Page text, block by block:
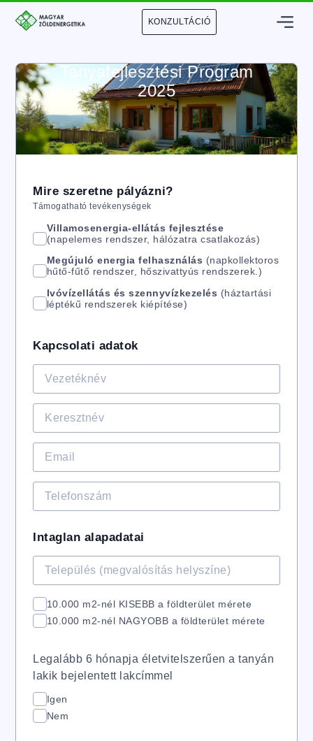
KONZULTÁCIÓ
Tanyafejlesztési Program
2025
Mire szeretne pályázni?
Támogatható tevékenységek
Villamosenergia-ellátás fejlesztése
(napelemes rendszer, hálózatra csatlakozás)
Megújuló energia felhasználás (napkollektoros
hűtő-fűtő rendszer, hőszivattyús rendszerek.)
Ivóvízellátás és szennyvízkezelés (háztartási
léptékű rendszerek kiépítése)
Kapcsolati adatok
Intaglan alapadatai
10.000 m2-nél KISEBB a földterület mérete
10.000 m2-nél NAGYOBB a földterület mérete
Legalább 6 hónapja életvitelszerűen a tanyán
lakik bejelentett lakcímmel
Igen
Nem